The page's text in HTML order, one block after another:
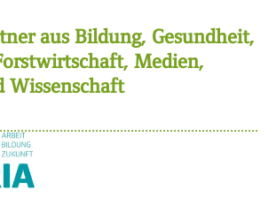
aus Bildung, Gesundheit,
Medien,
Wissenschaft